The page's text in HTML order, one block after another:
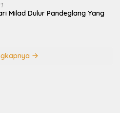
Milad Dulur Pandeglang Yang